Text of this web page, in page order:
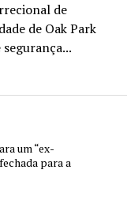
de
de Oak Park
um “ex-
para a